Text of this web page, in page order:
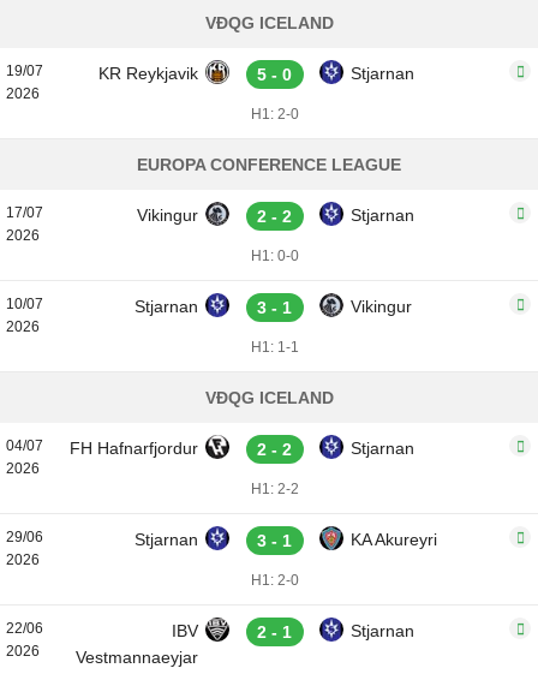
VĐQG ICELAND
19/07
2026
KR Reykjavik 5 - 0 Stjarnan
H1: 2-0
EUROPA CONFERENCE LEAGUE
17/07
2026
Vikingur 2 - 2 Stjarnan
H1: 0-0
10/07
2026
Stjarnan 3 - 1 Vikingur
H1: 1-1
VĐQG ICELAND
04/07
2026
FH Hafnarfjordur 2 - 2 Stjarnan
H1: 2-2
29/06
2026
Stjarnan 3 - 1 KA Akureyri
H1: 2-0
22/06
2026
IBV
Vestmannaeyjar
2 - 1 Stjarnan